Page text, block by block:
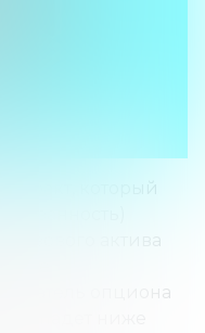
который
актива
опциона
упадет ниже